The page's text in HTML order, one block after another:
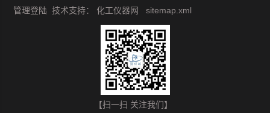
管理登陆 技术支持：化工仪器网 sitemap.xml
【扫一扫 关注我们】